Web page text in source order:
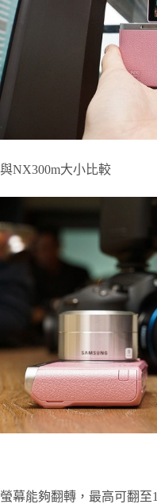
與NX300m大小比較
螢幕能夠翻轉，最高可翻